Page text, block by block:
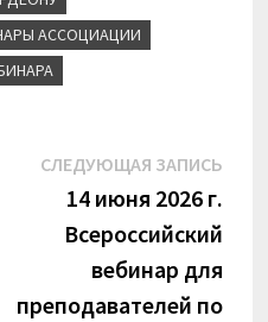
АССОЦИАЦИИ
СЛЕДУЮЩАЯ ЗАПИСЬ
14 июня 2026 г.
Всероссийский
вебинар для
преподавателей по